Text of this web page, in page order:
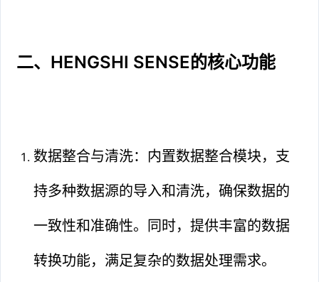
二、HENGSHI SENSE的核心功能
数据整合与清洗：内置数据整合模块，支
持多种数据源的导入和清洗，确保数据的
一致性和准确性。同时，提供丰富的数据
转换功能，满足复杂的数据处理需求。